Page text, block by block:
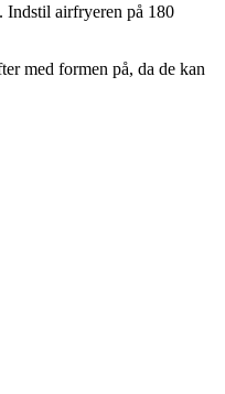
Indstil airfryeren på 180
med formen på, da de kan